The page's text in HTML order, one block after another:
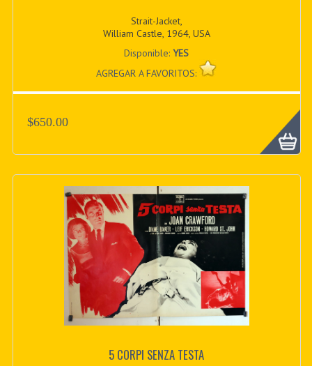
Strait-Jacket,
William Castle, 1964, USA
Disponible:YES
AGREGAR A FAVORITOS:
$650.00
5 CORPI SENZA TESTA